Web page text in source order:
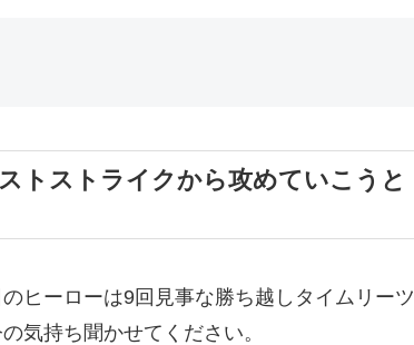
トストライクから攻めていこうと
ヒーローは9回見事な勝ち越しタイムリーツ
気持ち聞かせてください。